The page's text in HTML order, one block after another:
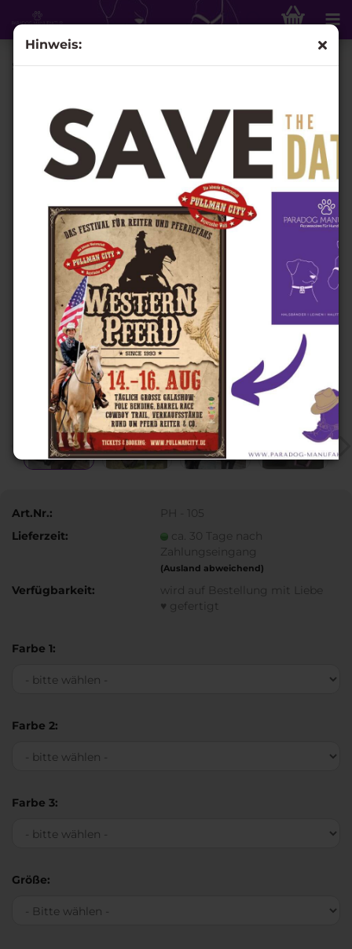
Hinweis:
Schmuckhalfter "Tru"
Art.Nr.:
PH - 105
Lieferzeit:
ca. 30 Tage nach
Zahlungseingang
(Ausland abweichend)
Verfügbarkeit:
wird auf Bestellung mit Liebe
♥ gefertigt
Farbe 1:
Farbe 2:
Farbe 3:
Größe: